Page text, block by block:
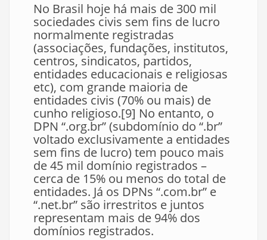
No Brasil hoje há mais de 300 mil
sociedades civis sem fins de lucro
normalmente registradas
(associações, fundações, institutos,
centros, sindicatos, partidos,
entidades educacionais e religiosas
etc), com grande maioria de
entidades civis (70% ou mais) de
cunho religioso.[9] No entanto, o
DPN “.org.br” (subdomínio do “.br”
voltado exclusivamente a entidades
sem fins de lucro) tem pouco mais
de 45 mil domínio registrados –
cerca de 15% ou menos do total de
entidades. Já os DPNs “.com.br” e
“.net.br” são irrestritos e juntos
representam mais de 94% dos
domínios registrados.